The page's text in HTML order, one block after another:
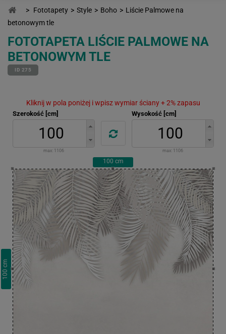
> Fototapety > Style > Boho > Liście Palmowe na
betonowym tle
FOTOTAPETA LIŚCIE PALMOWE NA
BETONOWYM TLE
ID 275
Kliknij w pola poniżej i wpisz wymiar ściany + 2% zapasu
Szerokość [cm]
max: 1106
Wysokość [cm]
max: 1106
100 cm
100
cm